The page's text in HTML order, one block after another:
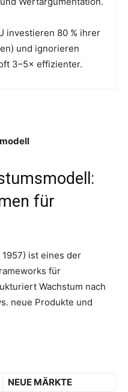
investieren 80 % ihrer
und ignorieren
3–5× effizienter.
für
ist eines der
für
Wachstum nach
neue Produkte und
NEUE MÄRKTE